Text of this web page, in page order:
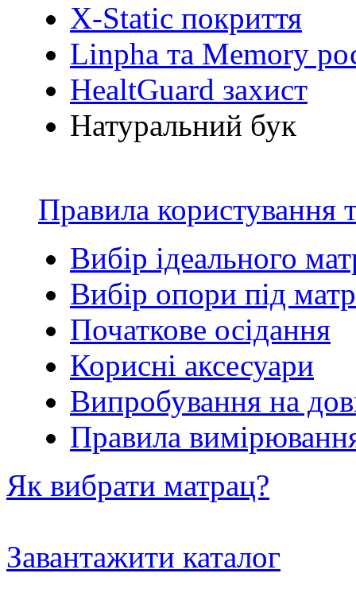
X-Static покриття
Linpha та Memory
HealtGuard захист
Натуральний бук
Правила користування
Вибір ідеального
Вибір опори під
Початкове осідання
Корисні аксесуари
Випробування на
Правила
Як вибрати матрац?
Завантажити каталог